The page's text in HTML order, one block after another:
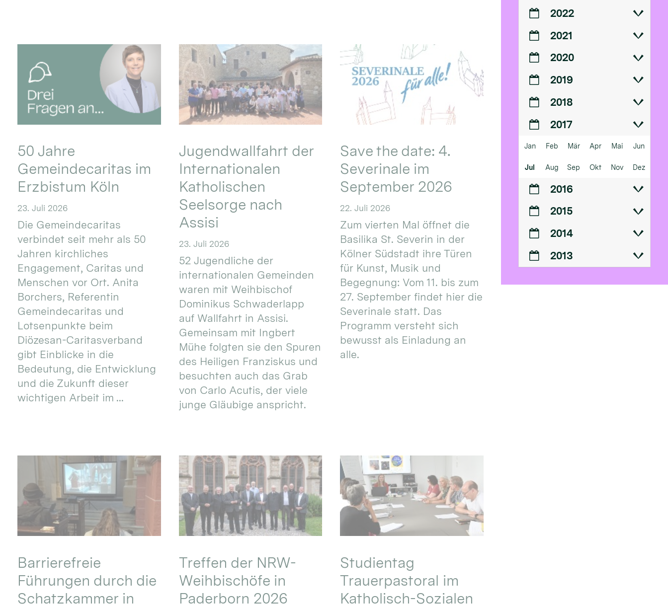
50 Jahre
Gemeindecaritas im
Erzbistum Köln
23. Juli 2026
Die Gemeindecaritas
verbindet seit mehr als 50
Jahren kirchliches
Engagement, Caritas und
Menschen vor Ort. Anita
Borchers, Referentin
Gemeindecaritas und
Lotsenpunkte beim
Diözesan-Caritasverband
gibt Einblicke in die
Bedeutung, die Entwicklung
und die Zukunft dieser
wichtigen Arbeit im ...
Jugendwallfahrt der
Internationalen
Katholischen
Seelsorge nach
Assisi
23. Juli 2026
52 Jugendliche der
internationalen Gemeinden
waren mit Weihbischof
Dominikus Schwaderlapp
auf Wallfahrt in Assisi.
Gemeinsam mit Ingbert
Mühe folgten sie den Spuren
des Heiligen Franziskus und
besuchten auch das Grab
von Carlo Acutis, der viele
junge Gläubige anspricht.
Save the date: 4.
Severinale im
September 2026
22. Juli 2026
Zum vierten Mal öffnet die
Basilika St. Severin in der
Kölner Südstadt ihre Türen
für Kunst, Musik und
Begegnung: Vom 11. bis zum
27. September findet hier die
Severinale statt. Das
Programm versteht sich
bewusst als Einladung an
alle.
Barrierefreie
Führungen durch die
Schatzkammer in
Treffen der NRW-
Weihbischöfe in
Paderborn 2026
Studientag
Trauerpastoral im
Katholisch-Sozialen
2022
2021
2020
2019
2018
2017
Jan Feb Mär Apr Mai Jun
Jul Aug Sep Okt Nov Dez
2016
2015
2014
2013